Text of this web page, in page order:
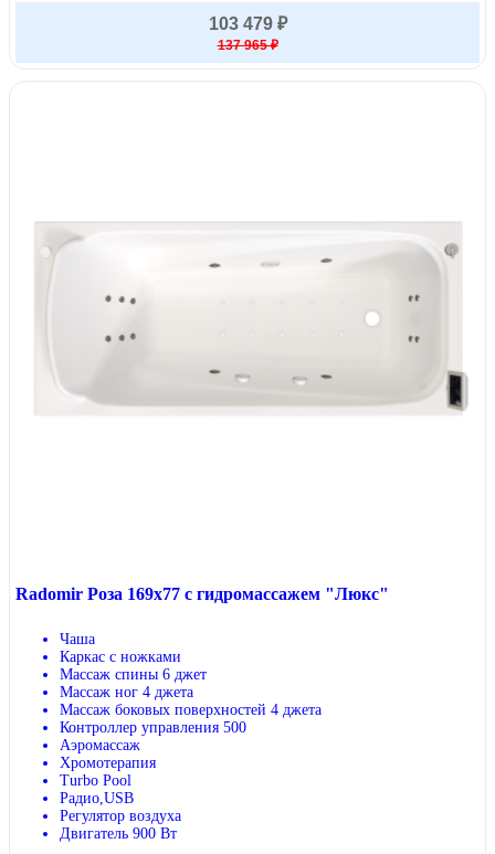
103 479 ₽
137 965 ₽
Radomir Роза 169x77 с гидромассажем "Люкс"
Чаша
Каркас с ножками
Массаж спины 6 джет
Массаж ног 4 джета
Массаж боковых поверхностей 4 джета
Контроллер управления 500
Аэромассаж
Хромотерапия
Turbo Pool
Радио,USB
Регулятор воздуха
Двигатель 900 Вт